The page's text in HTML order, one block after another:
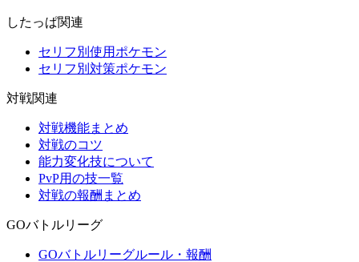
したっぱ関連
セリフ別使用ポケモン
セリフ別対策ポケモン
対戦関連
対戦機能まとめ
対戦のコツ
能力変化技について
PvP用の技一覧
対戦の報酬まとめ
GOバトルリーグ
GOバトルリーグルール・報酬